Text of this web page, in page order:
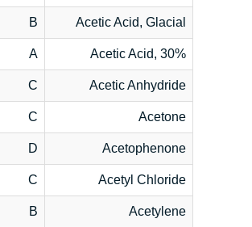
Acetic Acid, Glacial
B
Acetic Acid, 30%
A
Acetic Anhydride
C
Acetone
C
Acetophenone
D
Acetyl Chloride
C
Acetylene
B